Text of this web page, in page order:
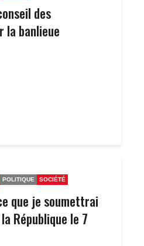
des
la banlieue
POLITIQUE SOCIÉTÉ
que je soumettrai
République le 7